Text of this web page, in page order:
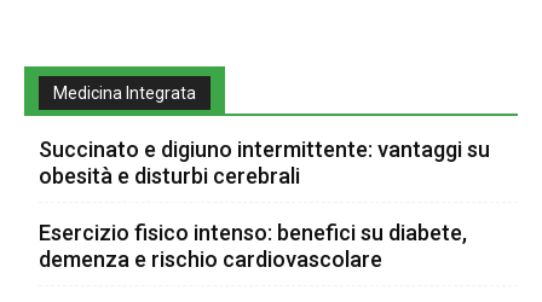
Medicina Integrata
Succinato e digiuno intermittente: vantaggi su
obesità e disturbi cerebrali
Esercizio fisico intenso: benefici su diabete,
demenza e rischio cardiovascolare